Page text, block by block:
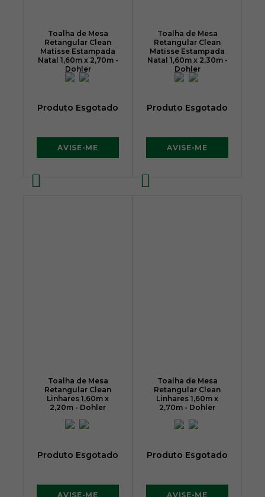
Toalha de Mesa
Retangular Clean
Matisse Estampada
Natal 1,60m x 2,70m -
Dohler
Produto Esgotado
AVISE-ME
Toalha de Mesa
Retangular Clean
Matisse Estampada
Natal 1,60m x 2,30m -
Dohler
Produto Esgotado
AVISE-ME
Toalha de Mesa
Retangular Clean
Linhares 1,60m x
2,20m - Dohler
Produto Esgotado
AVISE-ME
Toalha de Mesa
Retangular Clean
Linhares 1,60m x
2,70m - Dohler
Produto Esgotado
AVISE-ME